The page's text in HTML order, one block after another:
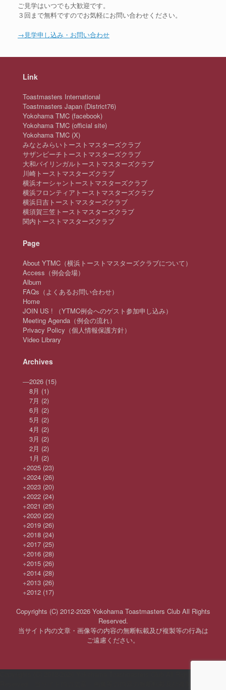
ご見学はいつでも大歓迎です。
３回まで無料ですのでお気軽にお問い合わせください。
→見学申し込み・お問い合わせ
Link
Toastmasters International
Toastmasters Japan (District76)
Yokohama TMC (facebook)
Yokohama TMC (official site)
Yokohama TMC (X)
みなとみらいトーストマスターズクラブ
サザンビーチトーストマスターズクラブ
大和バイリンガルトーストマスターズクラブ
川崎トーストマスターズクラブ
横浜オーシャントーストマスターズクラブ
横浜フロンティアトーストマスターズクラブ
横浜日吉トーストマスターズクラブ
横須賀三笠トーストマスターズクラブ
関内トーストマスターズクラブ
Page
About YTMC（横浜トーストマスターズクラブについて）
Access（例会会場）
Album
FAQs（よくあるお問い合わせ）
Home
JOIN US ! （YTMC例会へのゲスト参加申し込み）
Meeting Agenda（例会の流れ）
Privacy Policy（個人情報保護方針）
Video Library
Archives
—2026 (15)
8月 (1)
7月 (2)
6月 (2)
5月 (2)
4月 (2)
3月 (2)
2月 (2)
1月 (2)
+2025 (23)
+2024 (26)
+2023 (20)
+2022 (24)
+2021 (25)
+2020 (22)
+2019 (26)
+2018 (24)
+2017 (25)
+2016 (28)
+2015 (26)
+2014 (28)
+2013 (26)
+2012 (17)
Copyrights (C) 2012-2026 Yokohama Toastmasters Club All Rights
Reserved.
当サイト内の文章・画像等の内容の無断転載及び複製等の行為は
ご遠慮ください。